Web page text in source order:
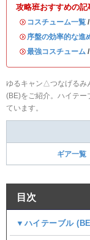
攻略班おすすめの記
・ コスチューム一覧 /
・ 序盤の効率的な進
・最強コスチューム /
ゆるキャン△つなげるみ
(BE)をご紹介。ハイテー
ています。
ギア一覧
目次
▼ハイテーブル